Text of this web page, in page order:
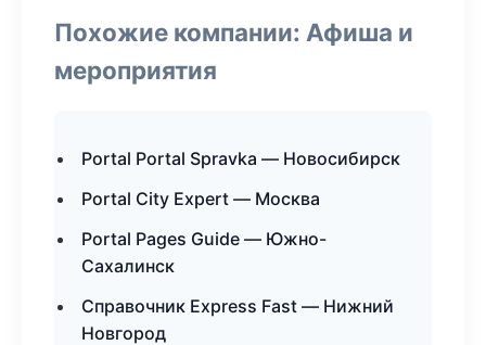
Похожие компании: Афиша и
мероприятия
Portal Portal Spravka — Новосибирск
Portal City Expert — Москва
Portal Pages Guide — Южно-
Сахалинск
Справочник Express Fast — Нижний
Новгород